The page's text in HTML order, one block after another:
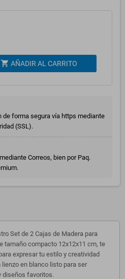
shopping_cart AÑADIR AL CARRITO
de forma segura vía https mediante
(SSL).
Correos, bien por Paq.
Set de 2 Cajas de Madera para
tamaño compacto 12x12x11 cm, te
expresar tu estilo y creatividad
en blanco listo para ser
diseños favoritos.